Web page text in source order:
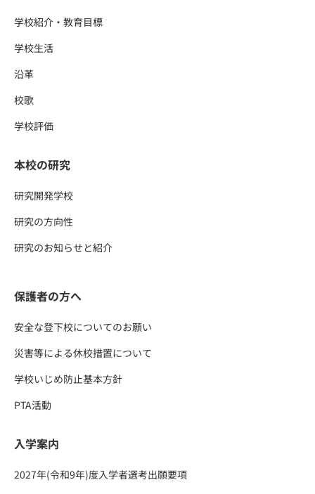
学校紹介・教育目標
学校生活
沿革
校歌
学校評価
本校の研究
研究開発学校
研究の方向性
研究のお知らせと紹介
保護者の方へ
安全な登下校についてのお願い
災害等による休校措置について
学校いじめ防止基本方針
PTA活動
入学案内
2027年(令和9年)度入学者選考出願要項